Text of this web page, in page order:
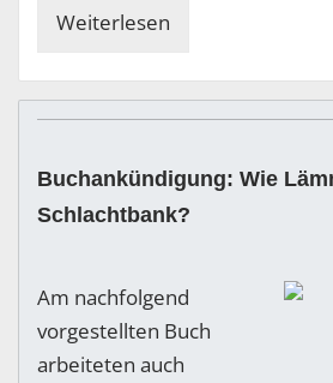
Weiterlesen
Buchankündigung: Wie
Schlachtbank?
Am nachfolgend
vorgestellten Buch
arbeiteten auch